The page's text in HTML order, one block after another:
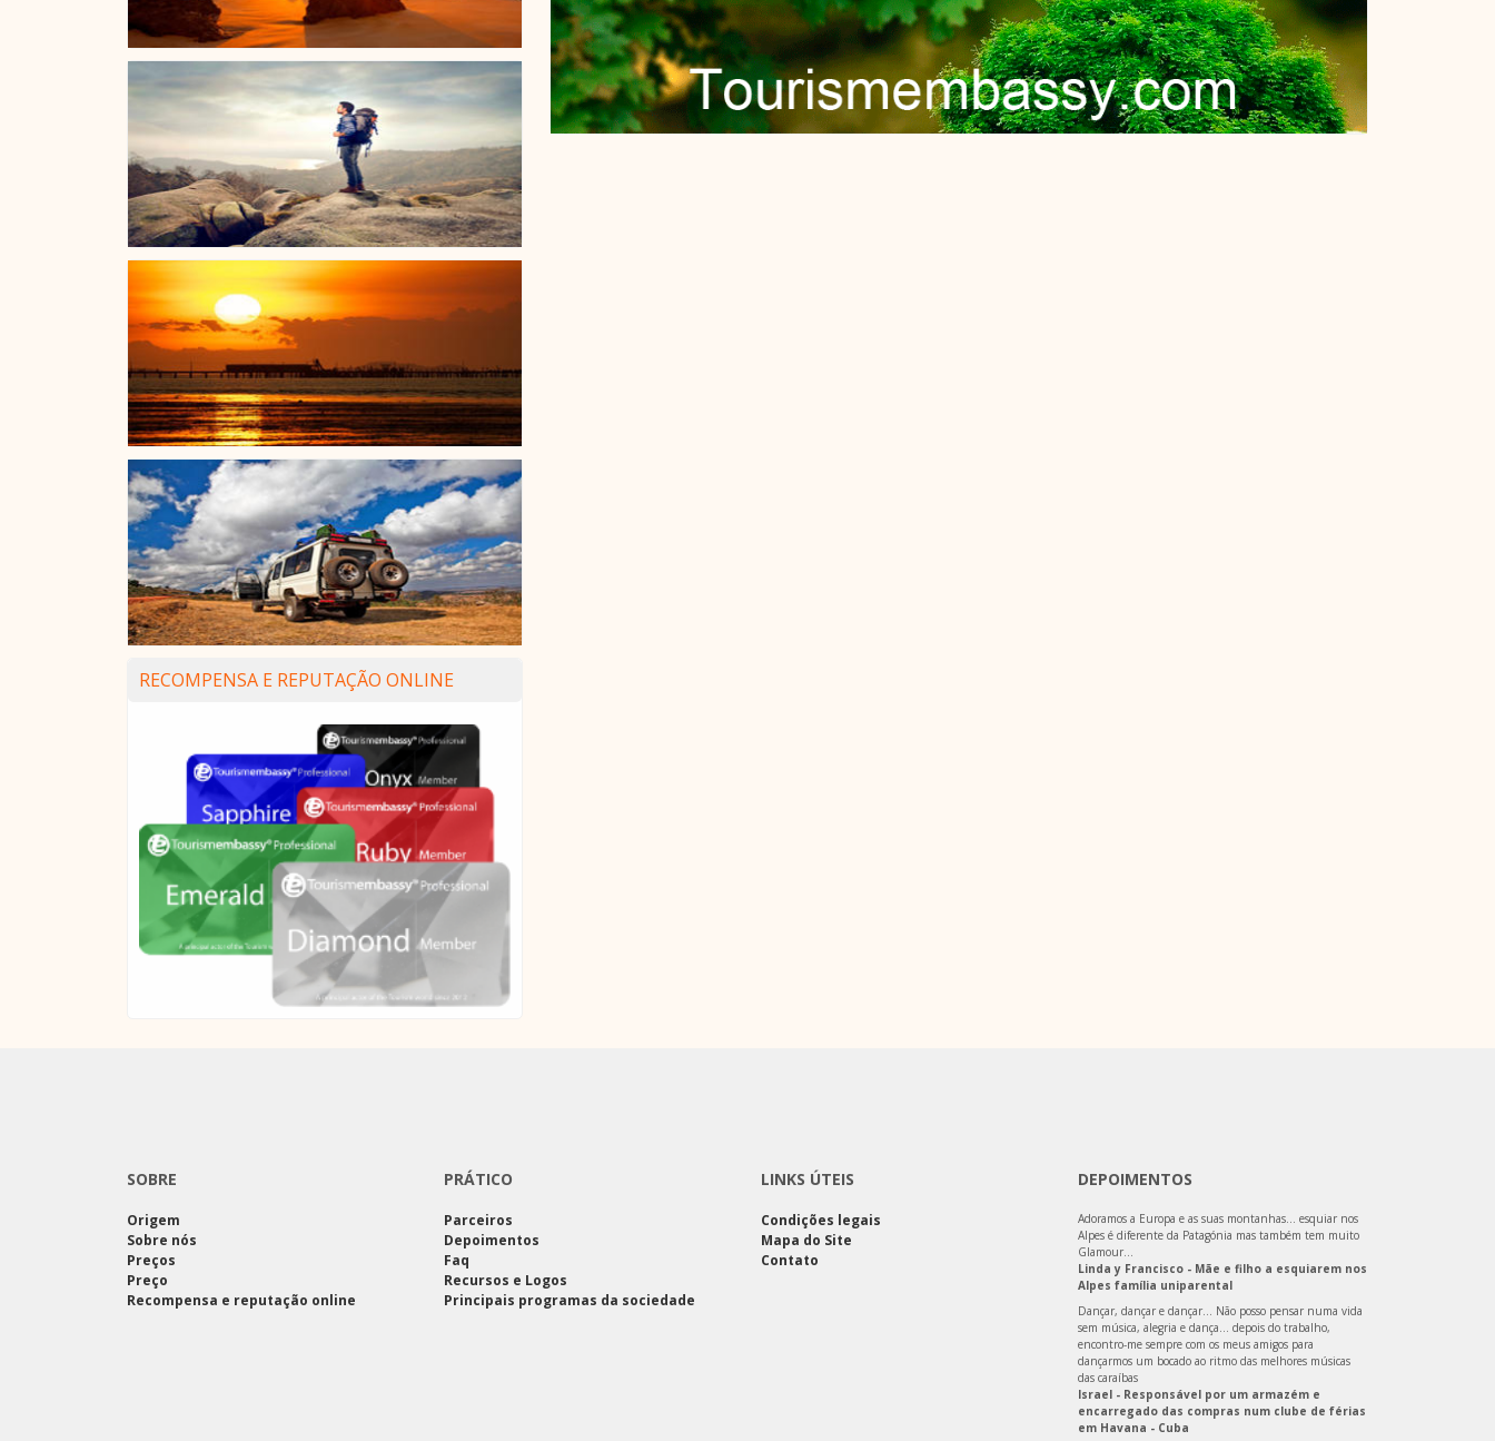
RECOMPENSA E REPUTAÇÃO ONLINE
SOBRE
Origem
Sobre nós
Preços
Preço
Recompensa e reputação online
PRÁTICO
Parceiros
Depoimentos
Faq
Recursos e Logos
Principais programas da sociedade
LINKS ÚTEIS
Condições legais
Mapa do Site
Contato
DEPOIMENTOS
Adoramos a Europa e as suas montanhas… esquiar nos
Alpes é diferente da Patagónia mas também tem muito
Glamour…
Linda y Francisco - Mãe e filho a esquiarem nos
Alpes família uniparental
Dançar, dançar e dançar… Não posso pensar numa vida
sem música, alegria e dança… depois do trabalho,
encontro-me sempre com os meus amigos para
dançarmos um bocado ao ritmo das melhores músicas
das caraíbas
Israel - Responsável por um armazém e
encarregado das compras num clube de férias
em Havana - Cuba